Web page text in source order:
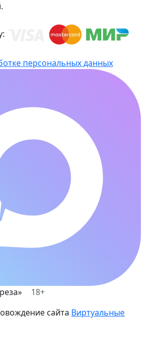
персональных данных
18+
сайта Виртуальные